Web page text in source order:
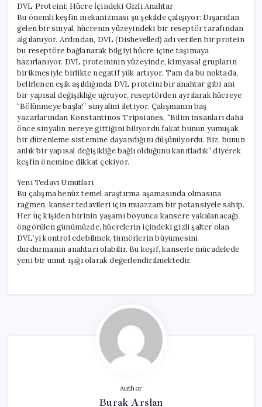
DVL Proteini: Hücre İçindeki Gizli Anahtar
Bu önemli keşfin mekanizması şu şekilde çalışıyor: Dışarıdan
gelen bir sinyal, hücrenin yüzeyindeki bir reseptör tarafından
algılanıyor. Ardından, DVL (Dishevelled) adı verilen bir protein
bu reseptöre bağlanarak bilgiyi hücre içine taşımaya
hazırlanıyor. DVL proteininin yüzeyinde, kimyasal grupların
birikmesiyle birlikte negatif yük artıyor. Tam da bu noktada,
belirlenen eşik aşıldığında DVL proteini bir anahtar gibi ani
bir yapısal değişikliğe uğruyor, reseptörden ayrılarak hücreye
“Bölünmeye başla!” sinyalini iletiyor. Çalışmanın baş
yazarlarından Konstantinos Tripsianes, “Bilim insanları daha
önce sinyalin nereye gittiğini biliyordu fakat bunun yumuşak
bir düzenleme sistemine dayandığını düşünüyordu. Biz, bunun
anlık bir yapısal değişikliğe bağlı olduğunu kanıtladık” diyerek
keşfin önemine dikkat çekiyor.
Yeni Tedavi Umutları
Bu çalışma henüz temel araştırma aşamasında olmasına
rağmen, kanser tedavileri için muazzam bir potansiyele sahip.
Her üç kişiden birinin yaşamı boyunca kansere yakalanacağı
öngörülen günümüzde, hücrelerin içindeki gizli şalter olan
DVL’yi kontrol edebilmek, tümörlerin büyümesini
durdurmanın anahtarı olabilir. Bu keşif, kanserle mücadelede
yeni bir umut ışığı olarak değerlendirilmektedir.
Author
Burak Arslan